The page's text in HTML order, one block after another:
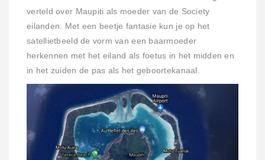
verteld over Maupiti als moeder van de Society
eilanden. Met een beetje fantasie kun je op het
satellietbeeld de vorm van een baarmoeder
herkennen met het eiland als foetus in het midden en
in het zuiden de pas als het geboortekanaal.